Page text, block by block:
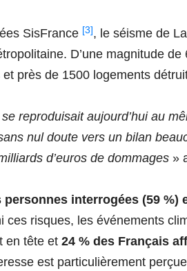
SisFrance [3], le séisme de
D’une magnitude
près de 1500 logements
reproduisait aujourd’hui au
nul doute vers un bilan
d’euros de dommages »
personnes interrogées (59
ces risques, les événements
en tête et 24 % des Français
est particulièrement